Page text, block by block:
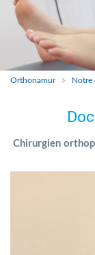
Orthonamur Notre
Chirurgien